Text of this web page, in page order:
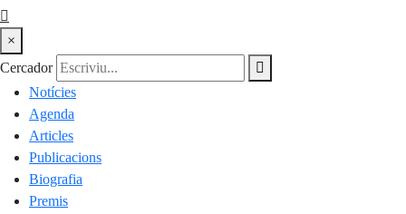
×
Cercador
Notícies
Agenda
Articles
Publicacions
Biografia
Premis